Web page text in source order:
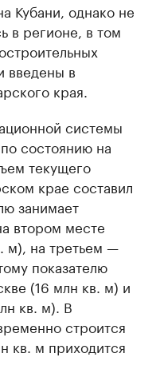
Кубани, однако не
в регионе, в том
введены в
края.
системы
состоянию на
текущего
крае составил
занимает
втором месте
м), на третьем —
показателю
(16 млн кв. м) и
кв. м). В
строится
кв. м приходится